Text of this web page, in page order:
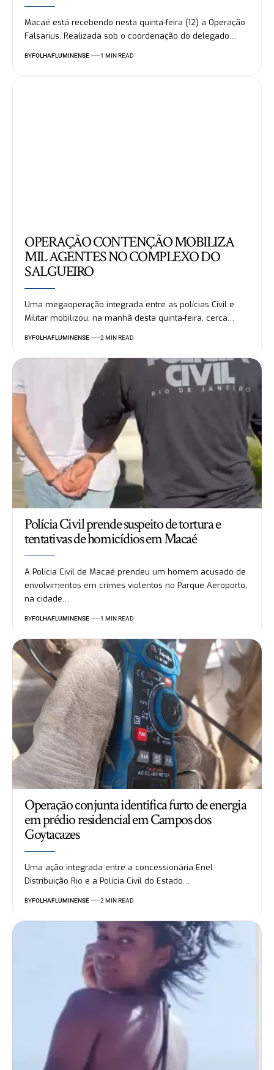
Macaé está recebendo nesta quinta-feira (12) a Operação
Falsarius. Realizada sob o coordenação do delegado…
BYFOLHAFLUMINENSE 1 MIN READ
OPERAÇÃO CONTENÇÃO MOBILIZA
MIL AGENTES NO COMPLEXO DO
SALGUEIRO
Uma megaoperação integrada entre as polícias Civil e
Militar mobilizou, na manhã desta quinta-feira, cerca…
BYFOLHAFLUMINENSE 2 MIN READ
Polícia Civil prende suspeito de tortura e
tentativas de homicídios em Macaé
A Polícia Civil de Macaé prendeu um homem acusado de
envolvimentos em crimes violentos no Parque Aeroporto,
na cidade…
BYFOLHAFLUMINENSE 1 MIN READ
Operação conjunta identifica furto de energia
em prédio residencial em Campos dos
Goytacazes
Uma ação integrada entre a concessionária Enel
Distribuição Rio e a Polícia Civil do Estado…
BYFOLHAFLUMINENSE 2 MIN READ